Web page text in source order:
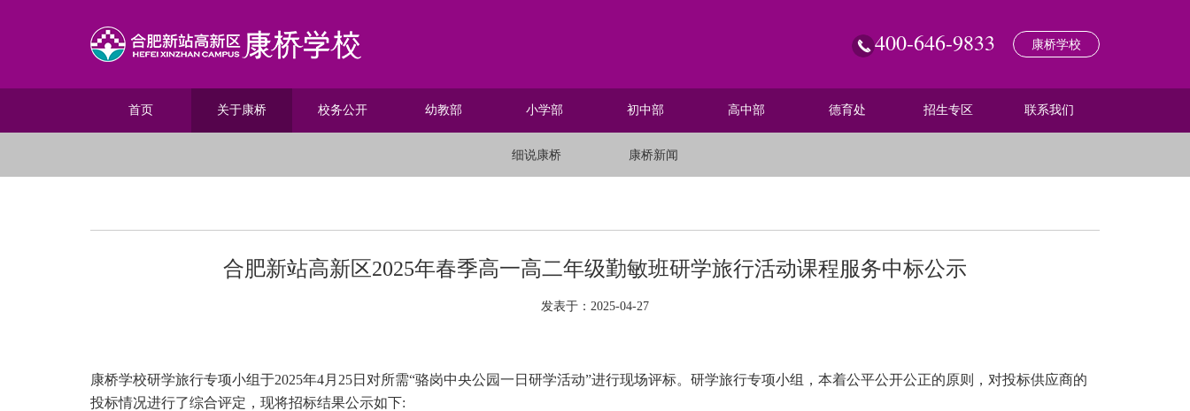
400-646-9833 康桥学校
首页 关于康桥 校务公开 幼教部 小学部 初中部 高中部 德育处 招生专区 联系我们
细说康桥 康桥新闻
合肥新站高新区2025年春季高一高二年级勤敏班研学旅行活动课程服务中标公示
发表于：2025-04-27
康桥学校研学旅行专项小组于2025年4月25日对所需“骆岗中央公园一日研学活动”进行现场评标。研学旅行专项小组，本着公平公开公正的原则，对投标供应商的
投标情况进行了综合评定，现将招标结果公示如下: